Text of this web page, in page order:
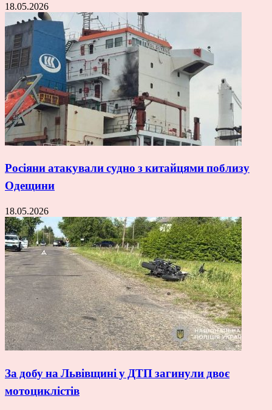
18.05.2026
Росіяни атакували судно з китайцями поблизу
Одещини
18.05.2026
За добу на Львівщині у ДТП загинули двоє
мотоциклістів